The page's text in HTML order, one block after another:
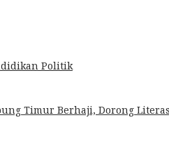
Politik
Timur Berhaji, Dorong